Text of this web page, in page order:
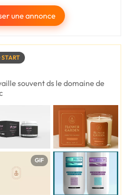
une annonce
START
souvent ds le domaine de
GIF